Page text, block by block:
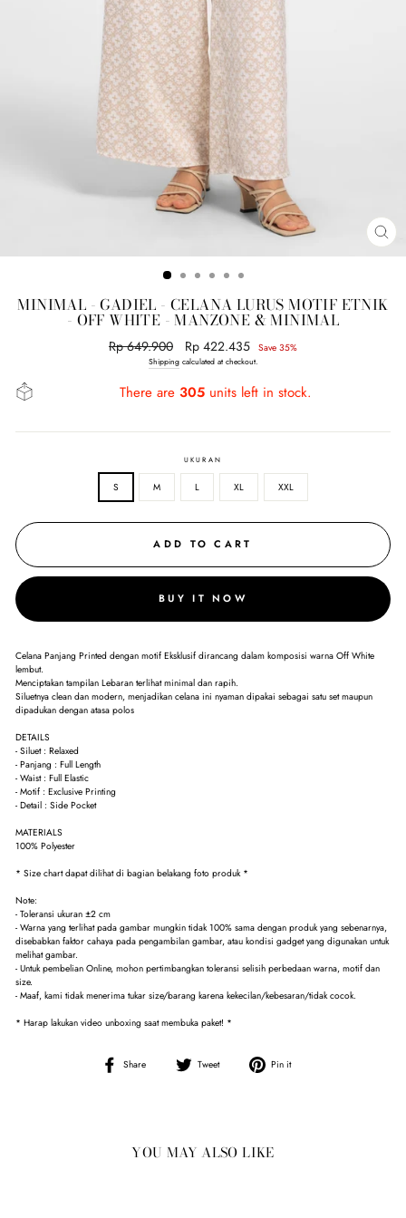
MINIMAL - GADIEL - CELANA LURUS MOTIF ETNIK
- OFF WHITE - MANZONE & MINIMAL
Regular
price
Rp 649.900
Sale
price
Rp 422.435 Save 35%
Shippingcalculated at checkout.
There are 305units left in stock.
UKURAN
S M L XL XXL
ADD TO CART
BUY IT NOW
Celana Panjang Printed dengan motif Eksklusif dirancang dalam komposisi warna Off White
lembut.
Menciptakan tampilan Lebaran terlihat minimal dan rapih.
Siluetnya clean dan modern, menjadikan celana ini nyaman dipakai sebagai satu set maupun
dipadukan dengan atasa polos
DETAILS
- Siluet : Relaxed
- Panjang : Full Length
- Waist : Full Elastic
- Motif : Exclusive Printing
- Detail : Side Pocket
MATERIALS
100% Polyester
* Size chart dapat dilihat di bagian belakang foto produk *
Note:
- Toleransi ukuran ±2 cm
- Warna yang terlihat pada gambar mungkin tidak 100% sama dengan produk yang sebenarnya,
disebabkan faktor cahaya pada pengambilan gambar, atau kondisi gadget yang digunakan untuk
melihat gambar.
- Untuk pembelian Online, mohon pertimbangkan toleransi selisih perbedaan warna, motif dan
size.
- Maaf, kami tidak menerima tukar size/barang karena kekecilan/kebesaran/tidak cocok.
* Harap lakukan video unboxing saat membuka paket! *
Share
Share
Tweet
Tweet
Pin it
YOU MAY ALSO LIKE